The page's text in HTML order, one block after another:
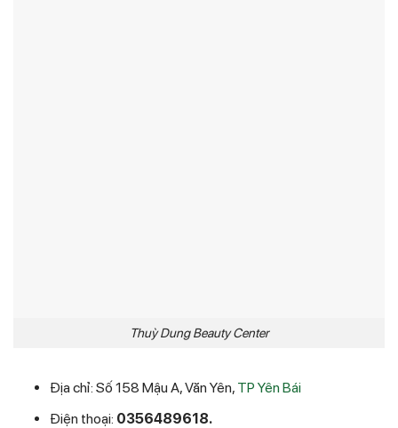
Thuỳ Dung Beauty Center
Địa chỉ: Số 158 Mậu A, Văn Yên, TP Yên Bái
Điện thoại: 0356489618.